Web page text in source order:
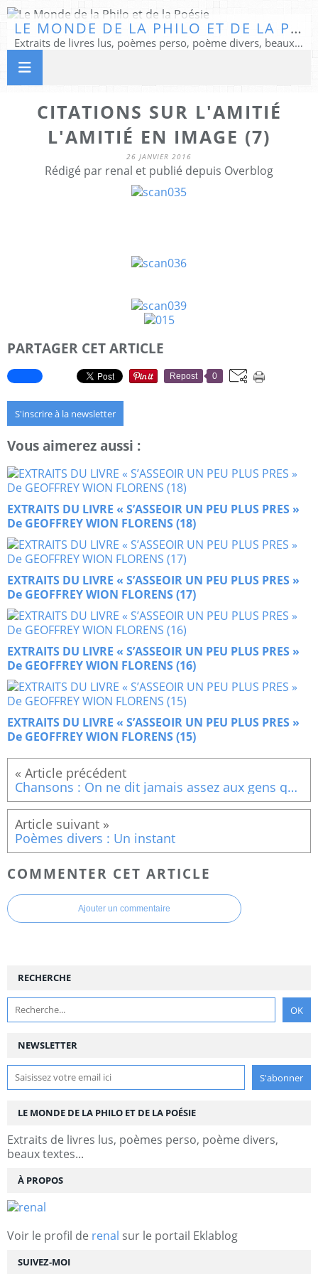
LE MONDE DE LA PHILO ET DE LA POÉSIE
Extraits de livres lus, poèmes perso, poème divers, beaux textes...
CITATIONS SUR L'AMITIÉ
L'AMITIÉ EN IMAGE (7)
26 JANVIER 2016
Rédigé par renal et publié depuis Overblog
PARTAGER CET ARTICLE
Repost 0
S'inscrire à la newsletter
Vous aimerez aussi :
EXTRAITS DU LIVRE « S’ASSEOIR UN PEU PLUS PRES »
De GEOFFREY WION FLORENS (18)
EXTRAITS DU LIVRE « S’ASSEOIR UN PEU PLUS PRES »
De GEOFFREY WION FLORENS (17)
EXTRAITS DU LIVRE « S’ASSEOIR UN PEU PLUS PRES »
De GEOFFREY WION FLORENS (16)
EXTRAITS DU LIVRE « S’ASSEOIR UN PEU PLUS PRES »
De GEOFFREY WION FLORENS (15)
Chansons : On ne dit jamais assez aux gens qu'on aime qu?on les aime
Poèmes divers : Un instant
COMMENTER CET ARTICLE
Ajouter un commentaire
NEWSLETTER
SUIVEZ-MOI
RECHERCHE
LE MONDE DE LA PHILO ET DE LA POÉSIE
Extraits de livres lus, poèmes perso, poème divers,
beaux textes...
À PROPOS
Voir le profil de renal sur le portail Eklablog